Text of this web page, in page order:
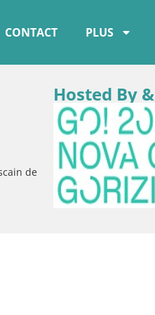
CONTACT PLUS
de
Hosted By